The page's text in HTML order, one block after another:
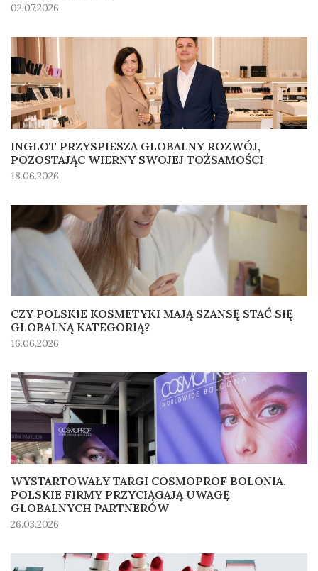
02.07.2026
INGLOT PRZYSPIESZA GLOBALNY ROZWÓJ,
POZOSTAJĄC WIERNY SWOJEJ TOŻSAMOŚCI
18.06.2026
CZY POLSKIE KOSMETYKI MAJĄ SZANSĘ STAĆ SIĘ
GLOBALNĄ KATEGORIĄ?
16.06.2026
WYSTARTOWAŁY TARGI COSMOPROF BOLONIA.
POLSKIE FIRMY PRZYCIĄGAJĄ UWAGĘ
GLOBALNYCH PARTNERÓW
26.03.2026